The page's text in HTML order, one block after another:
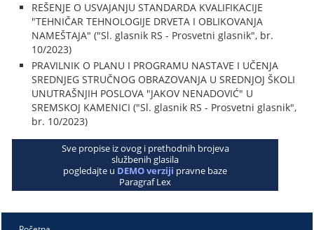
REŠENJE O USVAJANJU STANDARDA KVALIFIKACIJE
"TEHNIČAR TEHNOLOGIJE DRVETA I OBLIKOVANJA
NAMEŠTAJA" ("Sl. glasnik RS - Prosvetni glasnik", br.
10/2023)
PRAVILNIK O PLANU I PROGRAMU NASTAVE I UČENJA
SREDNJEG STRUČNOG OBRAZOVANJA U SREDNJOJ ŠKOLI
UNUTRAŠNJIH POSLOVA "JAKOV NENADOVIĆ" U
SREMSKOJ KAMENICI ("Sl. glasnik RS - Prosvetni glasnik",
br. 10/2023)
Sve propise iz ovog i prethodnih brojeva
službenih glasila
pogledajte u DEMO verziji pravne baze
Paragraf Lex